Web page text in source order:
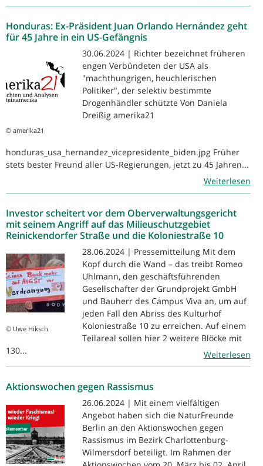
Honduras: Ex-Präsident Juan Orlando Hernández geht
für 45 Jahre in ein US-Gefängnis
© amerika21
30.06.2024 | Richter bezeichnet früheren
engen Verbündeten der USA als
"machthungrigen, heuchlerischen
Politiker", der selektiv bestimmte
Drogenhändler schützte Von Daniela
Dreißig amerika21
honduras_usa_hernandez_vicepresidente_biden.jpg Früher
stets bester Freund aller US-Regierungen, jetzt zu 45 Jahren...
Weiterlesen
Investor scheitert vor dem Oberverwaltungsgericht
mit seinem Angriff auf das Milieuschutzgebiet
Reinickendorfer Straße und die Koloniestraße 10
© Uwe Hiksch
28.06.2024 | Pressemitteilung Mit dem
Kopf durch die Wand – das treibt Romeo
Uhlmann, den geschäftsführenden
Gesellschafter der Grundprojekt GmbH
und Bauherr des Campus Viva an, um auf
jeden Fall den Abriss des Kulturhof
Koloniestraße 10 zu erreichen. Auf einem
Teilareal sollen hier 2 weitere Blöcke mit
130...
Weiterlesen
Aktionswochen gegen Rassismus
26.06.2024 | Mit einem vielfältigen
Angebot haben sich die NaturFreunde
Berlin an den Aktionswochen gegen
Rassismus im Bezirk Charlottenburg-
Wilmersdorf beteiligt. Im Rahmen der